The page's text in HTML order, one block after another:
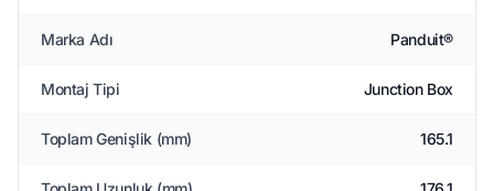
Marka Adı Panduit®
Montaj Tipi Junction Box
Toplam Genişlik (mm) 165.1